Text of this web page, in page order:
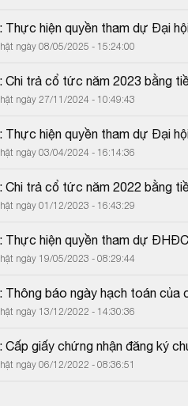
Thực hiện quyền tham dự Đại
ngày 08/05/2025 - 15:24:00
Chi trả cổ tức năm 2023 bằng
ngày 27/11/2024 - 10:49:43
Thực hiện quyền tham dự Đại
ngày 03/04/2024 - 16:14:36
Chi trả cổ tức năm 2022 bằng
ngày 01/12/2023 - 16:43:29
Thực hiện quyền tham dự
ngày 19/05/2023 - 08:29:44
Thông báo ngày hạch toán của
ngày 13/12/2022 - 14:30:36
Cấp giấy chứng nhận đăng ký
ngày 06/12/2022 - 08:36:51